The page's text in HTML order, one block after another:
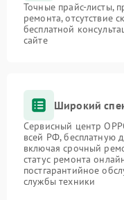
Точные прайс-листы,
ремонта, отсутствие
бесплатной
сайте
Широкий
Сервисный центр
всей РФ, бесплатную
включая срочный
статус ремонта
постгарантийное
службы техники